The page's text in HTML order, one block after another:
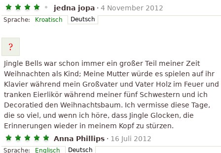
jedna jopa · 4 November 2012
Sprache: Kroatisch Deutsch
Jingle Bells war schon immer ein großer Teil meiner Zeit
Weihnachten als Kind; Meine Mutter würde es spielen auf ihr
Klavier während mein Großvater und Vater Holz im Feuer und
tranken Eierlikör während meiner fünf Schwestern und ich
Decoratied den Weihnachtsbaum. Ich vermisse diese Tage,
die so viel, und wenn ich höre, dass Jingle Glocken, die
Erinnerungen wieder in meinem Kopf zu stürzen.
Anna Phillips · 16 Juli 2012
Sprache: Englisch Deutsch